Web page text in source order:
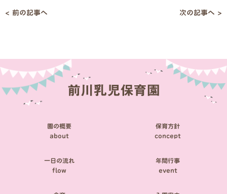
投
< 前の記事へ 次の記事へ >
園の概要
about
保育方針
concept
一日の流れ
flow
年間行事
event